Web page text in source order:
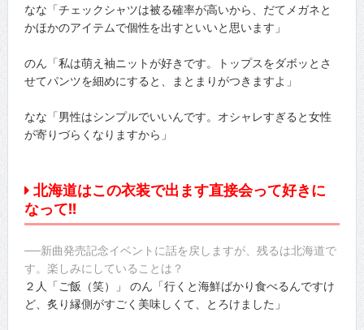
なな「チェックシャツは被る確率が高いから、だてメガネと
かほかのアイテムで個性を出すといいと思います」
のん「私は萌え袖ニットが好きです。トップスをダボッとさ
せてパンツを細めにすると、まとまりがつきますよ」
なな「男性はシンプルでいいんです。オシャレすぎると女性
が寄りづらくなりますから」
北海道はこの衣装で出ます直接会って好きに
なって!!
──新曲発売記念イベントに話を戻しますが、残るは北海道で
す。楽しみにしていることは？
２人「ご飯（笑）」 のん「行くと海鮮ばかり食べるんですけ
ど、炙り縁側がすごく美味しくて、とろけました」